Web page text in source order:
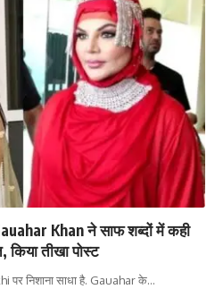
Khan ने साफ शब्दों में कही
तीखा पोस्ट
पर निशाना साधा है. Gauahar के…